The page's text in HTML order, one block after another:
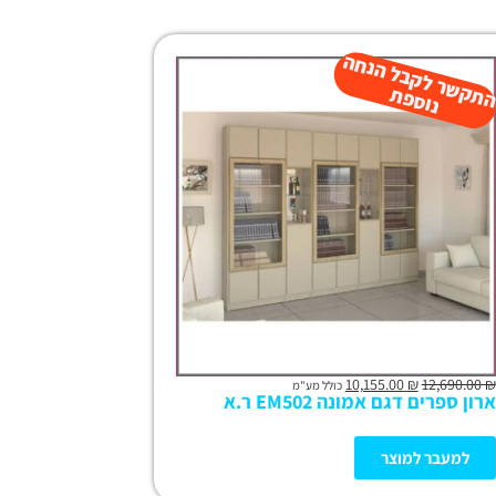
ה
ת
ק
ש
ר
ל
ק
ב
ל
הנ
ח
ה
נו
ס
פ
ת
₪
12,690.00
₪
10,155.00 כולל מע"מ
ארון ספרים דגם אמונה EM502 ר.א
למעבר למוצר